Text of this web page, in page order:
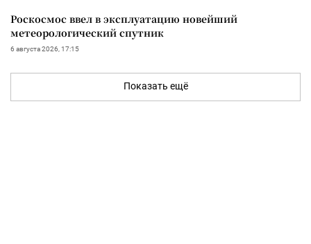
Роскосмос ввел в эксплуатацию новейший
метеорологический спутник
6 августа 2026, 17:15
Показать ещё